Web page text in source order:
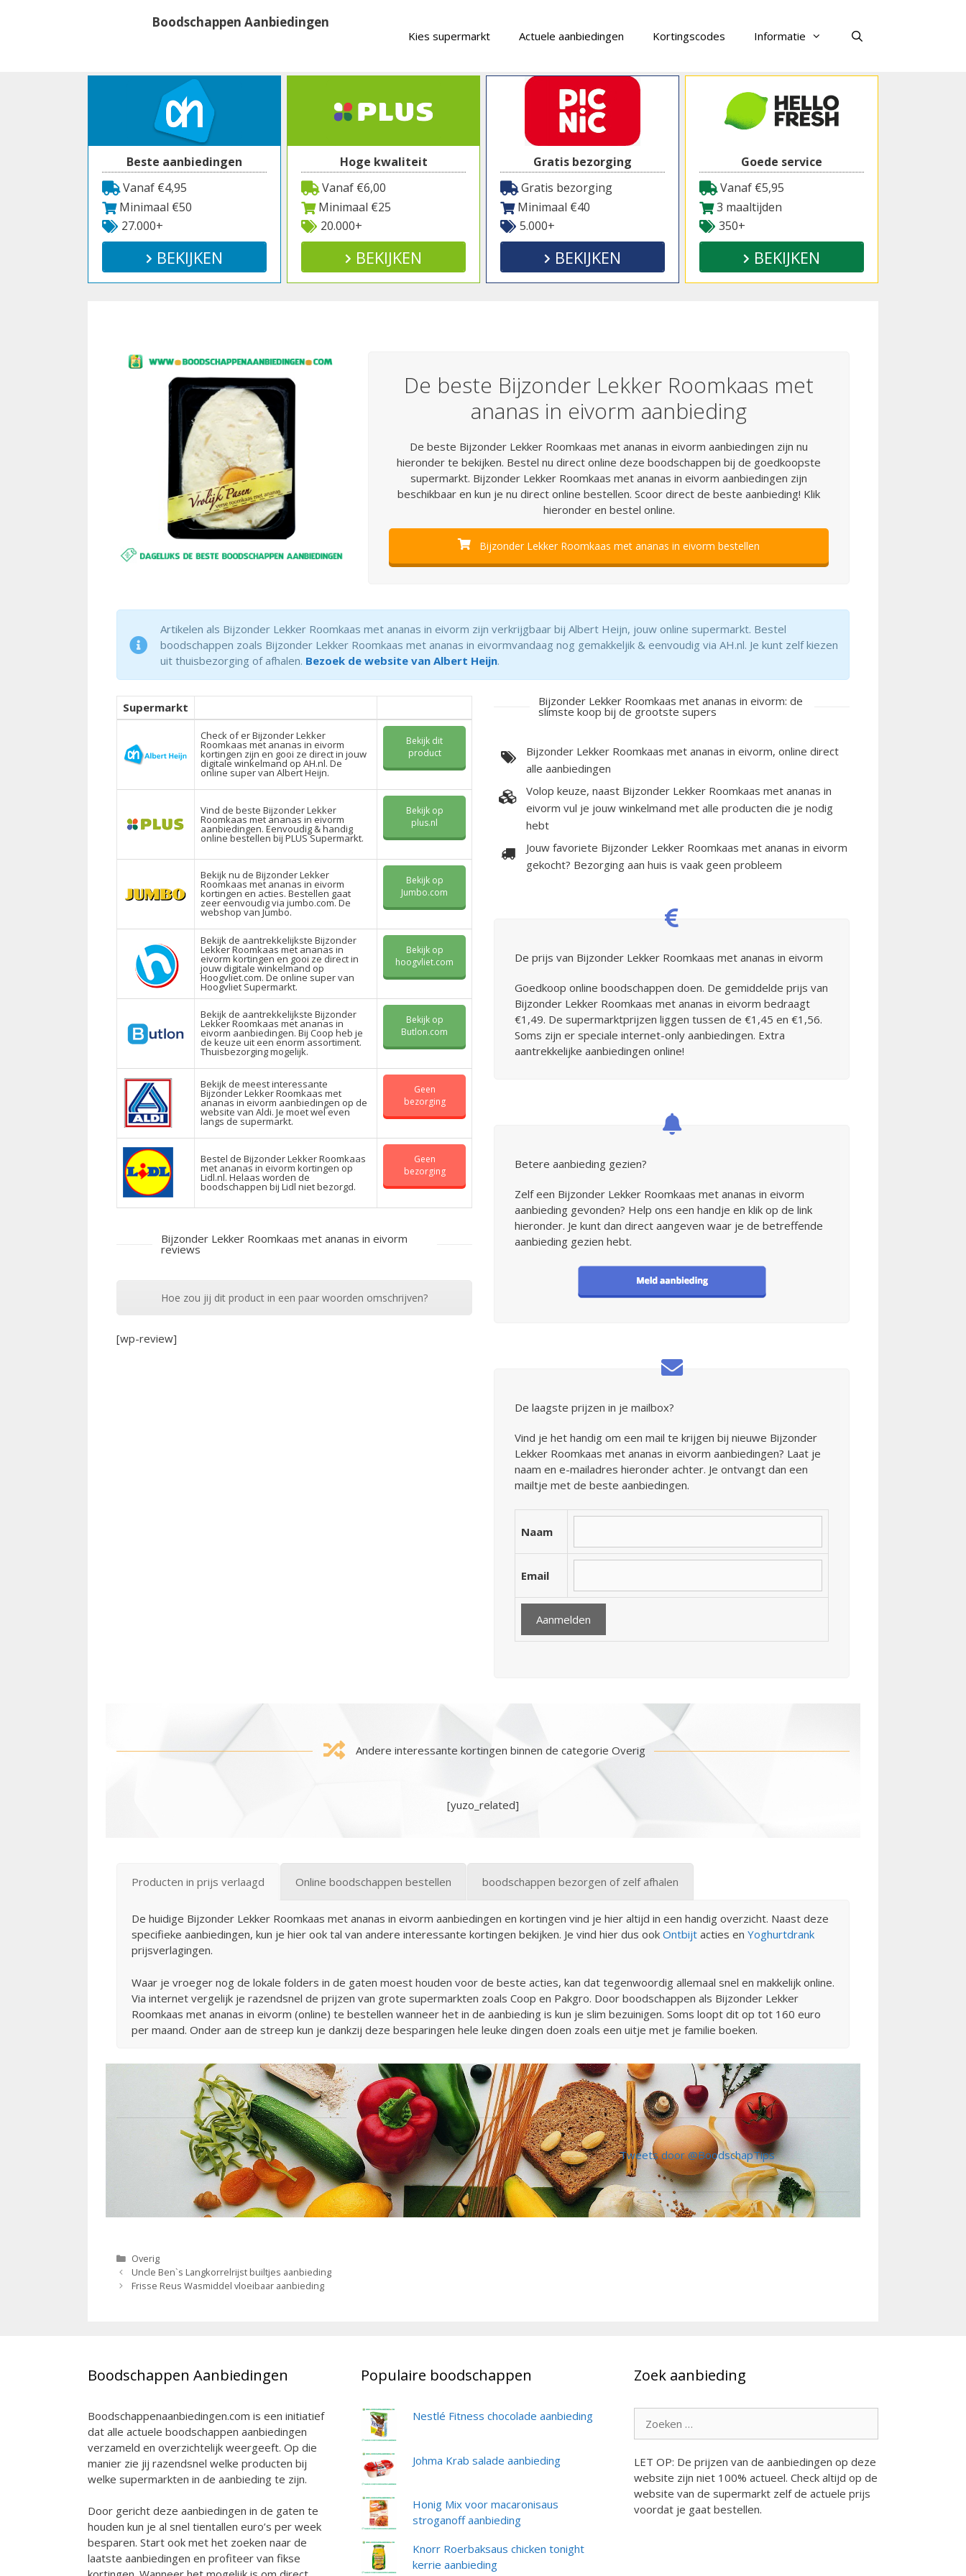
Boodschappen Aanbiedingen
Kies supermarkt Actuele aanbiedingen Kortingscodes Informatie
Beste aanbiedingen
Vanaf €4,95
Minimaal €50
27.000+
BEKIJKEN
Hoge kwaliteit
Vanaf €6,00
Minimaal €25
20.000+
BEKIJKEN
Gratis bezorging
Gratis bezorging
Minimaal €40
5.000+
BEKIJKEN
Goede service
Vanaf €5,95
3 maaltijden
350+
BEKIJKEN
De beste Bijzonder Lekker Roomkaas met
ananas in eivorm aanbieding
De beste Bijzonder Lekker Roomkaas met ananas in eivorm aanbiedingen zijn nu
hieronder te bekijken. Bestel nu direct online deze boodschappen bij de goedkoopste
supermarkt. Bijzonder Lekker Roomkaas met ananas in eivorm aanbiedingen zijn
beschikbaar en kun je nu direct online bestellen. Scoor direct de beste aanbieding! Klik
hieronder en bestel online.
Bijzonder Lekker Roomkaas met ananas in eivorm bestellen
Artikelen als Bijzonder Lekker Roomkaas met ananas in eivorm zijn verkrijgbaar bij Albert Heijn, jouw online supermarkt. Bestel
boodschappen zoals Bijzonder Lekker Roomkaas met ananas in eivormvandaag nog gemakkeljik & eenvoudig via AH.nl. Je kunt zelf kiezen
uit thuisbezorging of afhalen. Bezoek de website van Albert Heijn.
Supermarkt
Check of er Bijzonder Lekker
Roomkaas met ananas in eivorm
kortingen zijn en gooi ze direct in jouw
digitale winkelmand op AH.nl. De
online super van Albert Heijn.
Bekijk dit
product
Vind de beste Bijzonder Lekker
Roomkaas met ananas in eivorm
aanbiedingen. Eenvoudig & handig
online bestellen bij PLUS Supermarkt.
Bekijk op
plus.nl
Bekijk nu de Bijzonder Lekker
Roomkaas met ananas in eivorm
kortingen en acties. Bestellen gaat
zeer eenvoudig via jumbo.com. De
webshop van Jumbo.
Bekijk op
Jumbo.com
Bekijk de aantrekkelijkste Bijzonder
Lekker Roomkaas met ananas in
eivorm kortingen en gooi ze direct in
jouw digitale winkelmand op
Hoogvliet.com. De online super van
Hoogvliet Supermarkt.
Bekijk op
hoogvliet.com
Bekijk de aantrekkelijkste Bijzonder
Lekker Roomkaas met ananas in
eivorm aanbiedingen. Bij Coop heb je
de keuze uit een enorm assortiment.
Thuisbezorging mogelijk.
Bekijk op
Butlon.com
Bekijk de meest interessante
Bijzonder Lekker Roomkaas met
ananas in eivorm aanbiedingen op de
website van Aldi. Je moet wel even
langs de supermarkt.
Geen
bezorging
Bestel de Bijzonder Lekker Roomkaas
met ananas in eivorm kortingen op
Lidl.nl. Helaas worden de
boodschappen bij Lidl niet bezorgd.
Geen
bezorging
Bijzonder Lekker Roomkaas met ananas in eivorm
reviews
Hoe zou jij dit product in een paar woorden omschrijven?
[wp-review]
Bijzonder Lekker Roomkaas met ananas in eivorm: de
slimste koop bij de grootste supers
Bijzonder Lekker Roomkaas met ananas in eivorm, online direct
alle aanbiedingen
Volop keuze, naast Bijzonder Lekker Roomkaas met ananas in
eivorm vul je jouw winkelmand met alle producten die je nodig
hebt
Jouw favoriete Bijzonder Lekker Roomkaas met ananas in eivorm
gekocht? Bezorging aan huis is vaak geen probleem
De prijs van Bijzonder Lekker Roomkaas met ananas in eivorm
Goedkoop online boodschappen doen. De gemiddelde prijs van
Bijzonder Lekker Roomkaas met ananas in eivorm bedraagt
€1,49. De supermarktprijzen liggen tussen de €1,45 en €1,56.
Soms zijn er speciale internet-only aanbiedingen. Extra
aantrekkelijke aanbiedingen online!
Betere aanbieding gezien?
Zelf een Bijzonder Lekker Roomkaas met ananas in eivorm
aanbieding gevonden? Help ons een handje en klik op de link
hieronder. Je kunt dan direct aangeven waar je de betreffende
aanbieding gezien hebt.
De laagste prijzen in je mailbox?
Vind je het handig om een mail te krijgen bij nieuwe Bijzonder
Lekker Roomkaas met ananas in eivorm aanbiedingen? Laat je
naam en e-mailadres hieronder achter. Je ontvangt dan een
mailtje met de beste aanbiedingen.
Naam
Email
Andere interessante kortingen binnen de categorie Overig
[yuzo_related]
Producten in prijs verlaagd Online boodschappen bestellen boodschappen bezorgen of zelf afhalen
De huidige Bijzonder Lekker Roomkaas met ananas in eivorm aanbiedingen en kortingen vind je hier altijd in een handig overzicht. Naast deze
specifieke aanbiedingen, kun je hier ook tal van andere interessante kortingen bekijken. Je vind hier dus ook Ontbijt acties en Yoghurtdrank
prijsverlagingen.
Waar je vroeger nog de lokale folders in de gaten moest houden voor de beste acties, kan dat tegenwoordig allemaal snel en makkelijk online.
Via internet vergelijk je razendsnel de prijzen van grote supermarkten zoals Coop en Pakgro. Door boodschappen als Bijzonder Lekker
Roomkaas met ananas in eivorm (online) te bestellen wanneer het in de aanbieding is kun je slim bezuinigen. Soms loopt dit op tot 160 euro
per maand. Onder aan de streep kun je dankzij deze besparingen hele leuke dingen doen zoals een uitje met je familie boeken.
Tweets door @BoodschapTips
Categorieën
Overig
Berichtnavigatie
Uncle Ben`s Langkorrelrijst builtjes aanbieding
Frisse Reus Wasmiddel vloeibaar aanbieding
Boodschappen Aanbiedingen
Boodschappenaanbiedingen.com is een initiatief
dat alle actuele boodschappen aanbiedingen
verzameld en overzichtelijk weergeeft. Op die
manier zie jij razendsnel welke producten bij
welke supermarkten in de aanbieding te zijn.
Door gericht deze aanbiedingen in de gaten te
houden kun je al snel tientallen euro’s per week
besparen. Start ook met het zoeken naar de
laatste aanbiedingen en profiteer van fikse
Populaire boodschappen
Nestlé Fitness chocolade aanbieding
Johma Krab salade aanbieding
Honig Mix voor macaronisaus
stroganoff aanbieding
Knorr Roerbaksaus chicken tonight
kerrie aanbieding
Zoek aanbieding
naar:
LET OP: De prijzen van de aanbiedingen op deze
website zijn niet 100% actueel. Check altijd op de
website van de supermarkt zelf de actuele prijs
voordat je gaat bestellen.